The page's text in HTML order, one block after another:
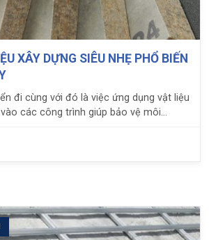
XÂY DỰNG SIÊU NHẸ PHỔ BIẾN
đi cùng với đó là việc ứng dụng vật liệu
các công trình giúp bảo vệ môi